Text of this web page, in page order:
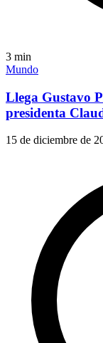
3 min
Mundo
Llega Gustavo
presidenta
15 de diciembre de